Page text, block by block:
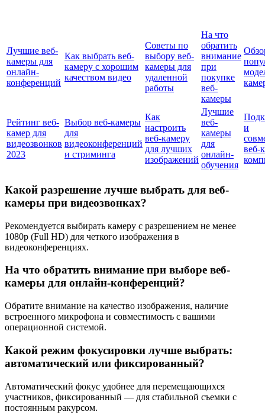
Лучшие веб-
камеры для
онлайн-
конференций
Как выбрать веб-
камеру с хорошим
качеством видео
Советы по
выбору веб-
камеры для
удаленной
работы
На что
обратить
внимание
при
покупке
веб-
камеры
Рейтинг веб-
камер для
видеозвонков
2023
Выбор веб-камеры
для
видеоконференций
и стриминга
Как
настроить
веб-камеру
для лучших
изображений
Лучшие
веб-
камеры
для
онлайн-
обучения
и
веб-
Какой разрешение лучше выбрать для веб-
камеры при видеозвонках?
Рекомендуется выбирать камеру с разрешением не менее
1080p (Full HD) для четкого изображения в
видеоконференциях.
На что обратить внимание при выборе веб-
камеры для онлайн-конференций?
Обратите внимание на качество изображения, наличие
встроенного микрофона и совместимость с вашими
операционной системой.
Какой режим фокусировки лучше выбрать:
автоматический или фиксированный?
Автоматический фокус удобнее для перемещающихся
участников, фиксированный — для стабильной съемки с
постоянным ракурсом.